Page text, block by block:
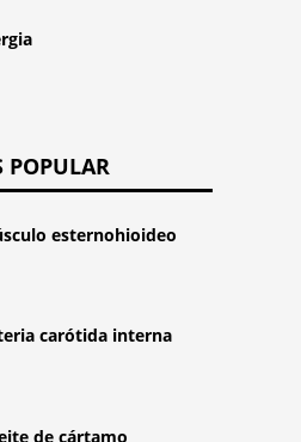
POPULAR
esternohioideo
carótida interna
de cártamo